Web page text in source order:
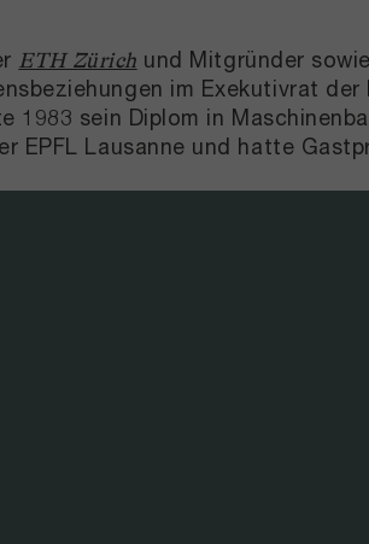
ETH Zürich und Mitgründer
im Exekutivrat
sein Diplom in
EPFL Lausanne und hatte